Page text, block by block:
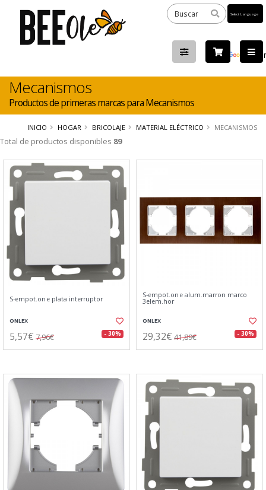
by
Mecanismos
Productos de primeras marcas para Mecanismos
INICIO HOGAR BRICOLAJE MATERIAL ELÉCTRICO MECANISMOS
Total de productos disponibles 89
S-empot.one plata interruptor
ONLEX
5,57€ 7,96€ - 30%
S-empot.one alum.marron marco
3elem.hor
ONLEX
29,32€ 41,89€ - 30%